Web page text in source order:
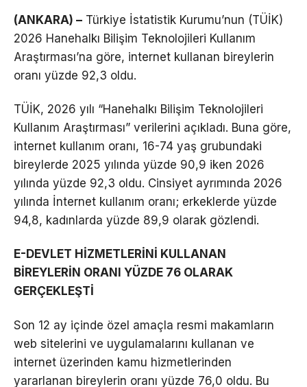
(ANKARA) – Türkiye İstatistik Kurumu’nun (TÜİK)
2026 Hanehalkı Bilişim Teknolojileri Kullanım
Araştırması’na göre, internet kullanan bireylerin
oranı yüzde 92,3 oldu.
TÜİK, 2026 yılı “Hanehalkı Bilişim Teknolojileri
Kullanım Araştırması” verilerini açıkladı. Buna göre,
internet kullanım oranı, 16-74 yaş grubundaki
bireylerde 2025 yılında yüzde 90,9 iken 2026
yılında yüzde 92,3 oldu. Cinsiyet ayrımında 2026
yılında İnternet kullanım oranı; erkeklerde yüzde
94,8, kadınlarda yüzde 89,9 olarak gözlendi.
E-DEVLET HİZMETLERİNİ KULLANAN
BİREYLERİN ORANI YÜZDE 76 OLARAK
GERÇEKLEŞTİ
Son 12 ay içinde özel amaçla resmi makamların
web sitelerini ve uygulamalarını kullanan ve
internet üzerinden kamu hizmetlerinden
yararlanan bireylerin oranı yüzde 76,0 oldu. Bu